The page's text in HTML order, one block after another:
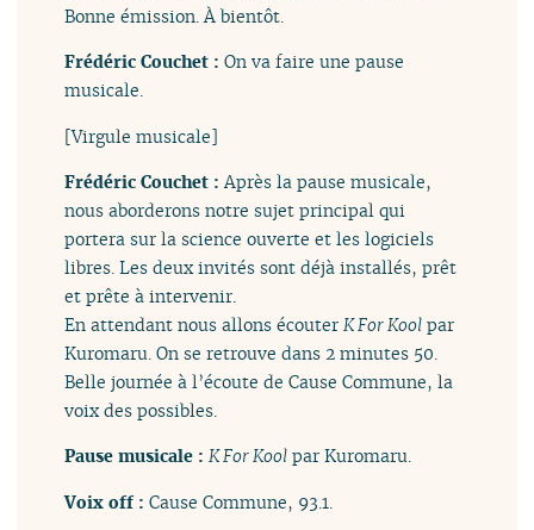
Bonne émission. À bientôt.
Frédéric Couchet :On va faire une pause
musicale.
[Virgule musicale]
Frédéric Couchet :Après la pause musicale,
nous aborderons notre sujet principal qui
portera sur la science ouverte et les logiciels
libres. Les deux invités sont déjà installés, prêt
et prête à intervenir.
En attendant nous allons écouterK For Kool par
Kuromaru. On se retrouve dans 2 minutes 50.
Belle journée à l’écoute de Cause Commune, la
voix des possibles.
Pause musicale :K For Kool par Kuromaru.
Voix off :Cause Commune, 93.1.